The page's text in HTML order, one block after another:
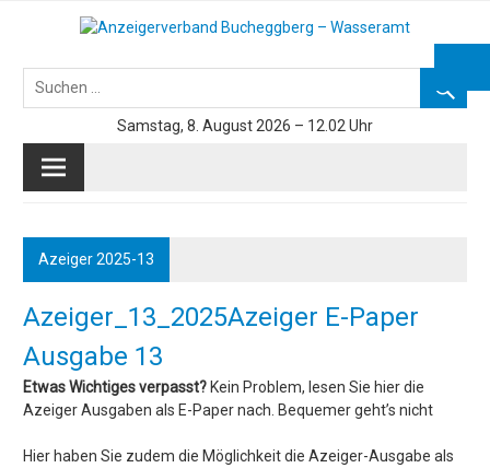
Samstag, 8. August 2026 – 12.02 Uhr
Azeiger 2025-13
Azeiger_13_2025Azeiger E-Paper
Ausgabe 13
Etwas Wichtiges verpasst? Kein Problem, lesen Sie hier die
Azeiger Ausgaben als E-Paper nach. Bequemer geht’s nicht
Hier haben Sie zudem die Möglichkeit die Azeiger-Ausgabe als